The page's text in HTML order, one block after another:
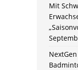
Mit